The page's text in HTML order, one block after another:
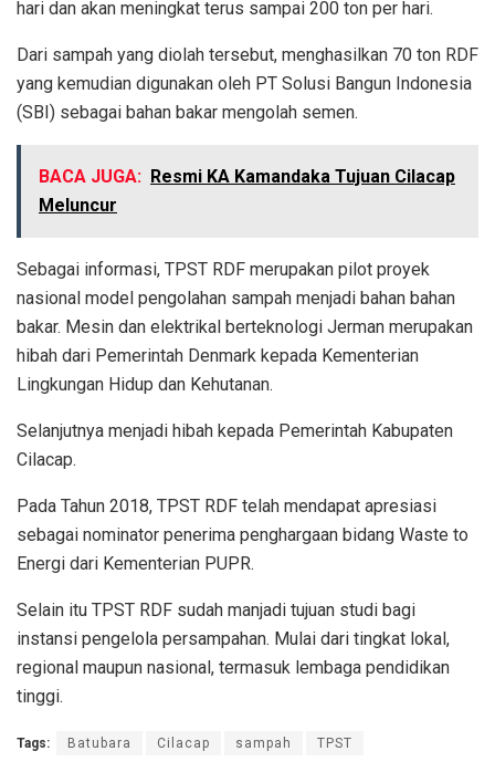
hari dan akan meningkat terus sampai 200 ton per hari.
Dari sampah yang diolah tersebut, menghasilkan 70 ton RDF
yang kemudian digunakan oleh PT Solusi Bangun Indonesia
(SBI) sebagai bahan bakar mengolah semen.
BACA JUGA: Resmi KA Kamandaka Tujuan Cilacap
Meluncur
Sebagai informasi, TPST RDF merupakan pilot proyek
nasional model pengolahan sampah menjadi bahan bahan
bakar. Mesin dan elektrikal berteknologi Jerman merupakan
hibah dari Pemerintah Denmark kepada Kementerian
Lingkungan Hidup dan Kehutanan.
Selanjutnya menjadi hibah kepada Pemerintah Kabupaten
Cilacap.
Pada Tahun 2018, TPST RDF telah mendapat apresiasi
sebagai nominator penerima penghargaan bidang Waste to
Energi dari Kementerian PUPR.
Selain itu TPST RDF sudah manjadi tujuan studi bagi
instansi pengelola persampahan. Mulai dari tingkat lokal,
regional maupun nasional, termasuk lembaga pendidikan
tinggi.
Tags: Batubara Cilacap sampah TPST